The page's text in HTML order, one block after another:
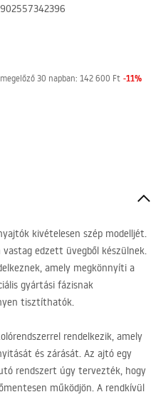
30 napban: 142 600 Ft -11%
kivételesen szép modelljét.
edzett üvegből készülnek.
amely megkönnyíti a
gyártási fázisnak
tisztíthatók.
rendelkezik, amely
és zárását. Az ajtó egy
rendszert úgy tervezték, hogy
működjön. A rendkívül